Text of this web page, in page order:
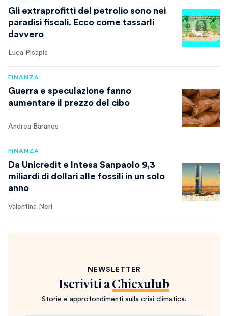
Gli extraprofitti del petrolio sono nei
paradisi fiscali. Ecco come tassarli
davvero
Luca Pisapia
FINANZA
Guerra e speculazione fanno
aumentare il prezzo del cibo
Andrea Baranes
FINANZA
Da Unicredit e Intesa Sanpaolo 9,3
miliardi di dollari alle fossili in un solo
anno
Valentina Neri
NEWSLETTER
Iscriviti a Chicxulub
Storie e approfondimenti sulla crisi climatica.